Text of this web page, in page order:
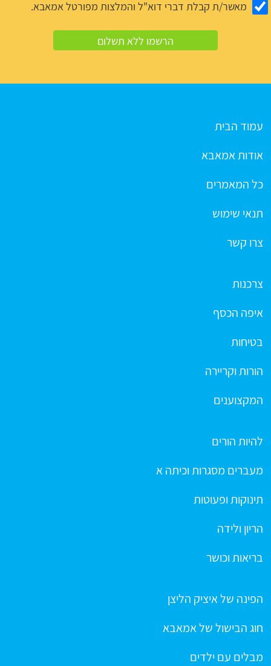
מאשר/ת קבלת דברי דוא"ל והמלצות מפורטל אמאבא.
עמוד הבית
אודות אמאבא
כל המאמרים
תנאי שימוש
צרו קשר
צרכנות
איפה הכסף
בטיחות
הורות וקריירה
המקצוענים
להיות הורים
מעברים מסגרות וכיתה א
תינוקות ופעוטות
הריון ולידה
בריאות וכושר
הפינה של איציק הליצן
חוג הבישול של אמאבא
מבלים עם ילדים